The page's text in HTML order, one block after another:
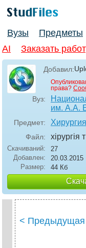
Вузы Предметы
AI
Заказать
Добавил:
права?
Вуз:
им. А.А.
Предмет: Хирургия
Файл: хірургія
Скачиваний:
27
Добавлен:
20.03.2015
Размер:
44 Кб
< Предыдущая